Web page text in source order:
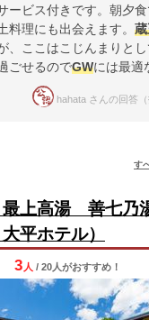
ービス付きです。朝夕
料理にも出会えます。
、ここはこじんまりとし
ごせるのでGWには最適
hahata さんの回答
す
上高湯 善七乃
平ホテル）
3 人 / 20人がおすすめ！